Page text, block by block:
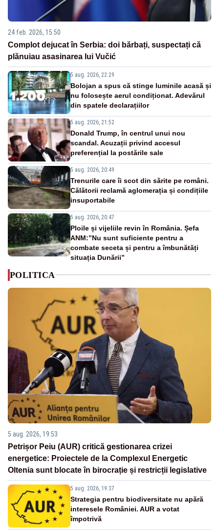
24 feb. 2026, 15:50
Complot dejucat în Serbia: doi bărbați, suspectați că
plănuiau asasinarea lui Vučić
5 aug. 2026, 22:29
Bolojan a spus că stinge luminile acasă și
nu folosește aerul condiționat. Adevărul
din spatele declarațiilor
5 aug. 2026, 21:52
Donald Trump, în centrul unui nou
scandal. Acuzații privind accesul
preferențial la postările sale
5 aug. 2026, 20:49
Trenurile care îi scot din sărite pe români.
Călătorii reclamă aglomerația și condițiile
insuportabile
5 aug. 2026, 20:47
Ploile și vijeliile revin în România. Șefa
ANM:”Nu sunt suficiente pentru a
combate seceta și pentru a îmbunătăți
situația Dunării”
POLITICA
5 aug. 2026, 19:53
Petrișor Peiu (AUR) critică gestionarea crizei
energetice: Proiectele de la Complexul Energetic
Oltenia sunt blocate în birocrație și restricții legislative
5 aug. 2026, 19:37
Strategia pentru biodiversitate nu apără
interesele României. AUR a votat
împotrivă